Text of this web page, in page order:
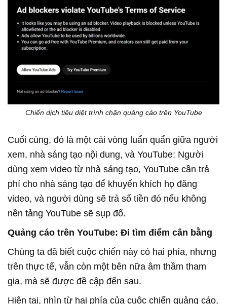
Chiến dịch tiêu diệt trình chặn quảng cáo trên YouTube
Cuối cùng, đó là một cái vòng luẩn quẩn giữa người
xem, nhà sáng tạo nội dung, và YouTube: Người
dùng xem video từ nhà sáng tạo, YouTube cần trả
phí cho nhà sáng tạo để khuyến khích họ đăng
video, và người dùng sẽ trả số tiền đó nếu không
nền tảng YouTube sẽ sụp đổ.
Quảng cáo trên YouTube: Đi tìm điểm cân bằng
Chúng ta đã biết cuộc chiến này có hai phía, nhưng
trên thực tế, vẫn còn một bên nữa âm thầm tham
gia, mà sẽ được đề cập đến sau.
Hiện tại, nhìn từ hai phía của cuộc chiến quảng cáo,